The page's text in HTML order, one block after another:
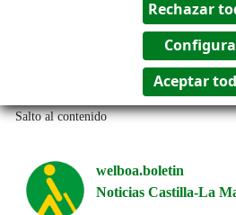
Salto al contenido
welboa.boletin
Noticias Castilla-La